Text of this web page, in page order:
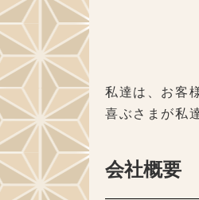
私達は、お客
喜ぶさまが私
会社概要